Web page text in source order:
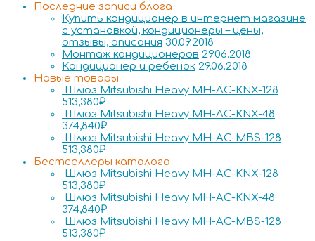
Последние записи блога
Купить кондиционер в интернет магазине
с установкой, кондиционеры – цены,
отзывы, описания 30.09.2018
Монтаж кондиционеров 29.06.2018
Кондиционер и ребенок 29.06.2018
Новые товары
Шлюз Mitsubishi Heavy MH-AC-KNX-128
513,380₽
Шлюз Mitsubishi Heavy MH-AC-KNX-48
374,840₽
Шлюз Mitsubishi Heavy MH-AC-MBS-128
513,380₽
Бестселлеры каталога
Шлюз Mitsubishi Heavy MH-AC-KNX-128
513,380₽
Шлюз Mitsubishi Heavy MH-AC-KNX-48
374,840₽
Шлюз Mitsubishi Heavy MH-AC-MBS-128
513,380₽